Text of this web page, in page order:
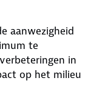
aanwezigheid
te
in
op het milieu